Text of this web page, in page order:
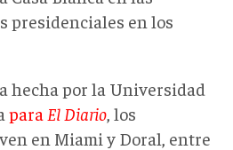
presidenciales en los
hecha por la Universidad
para El Diario , los
en Miami y Doral, entre